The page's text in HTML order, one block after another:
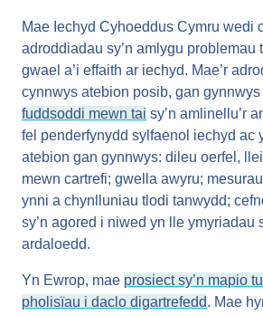
Mae Iechyd Cyhoeddus Cymru wedi
adroddiadau sy’n amlygu problemau
gwael a’i effaith ar iechyd. Mae’r
cynnwys atebion posib, gan gynnwys
fuddsoddi mewn tai sy’n amlinellu’r
fel penderfynydd sylfaenol iechyd ac
atebion gan gynnwys: dileu oerfel,
mewn cartrefi; gwella awyru;
ynni a chynlluniau tlodi tanwydd;
sy’n agored i niwed yn lle ymyriadau
ardaloedd.
Yn Ewrop, mae prosiect sy’n mapio
pholisïau i daclo digartrefedd. Mae